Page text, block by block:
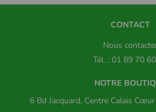
CONTACT
Nous
Tél. : 01 89 70
NOTRE
6 Bd Jacquard, Centre Calais